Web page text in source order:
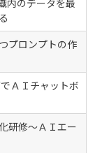
プロンプトの作
ＡＩチャットボ
研修～ＡＩエー